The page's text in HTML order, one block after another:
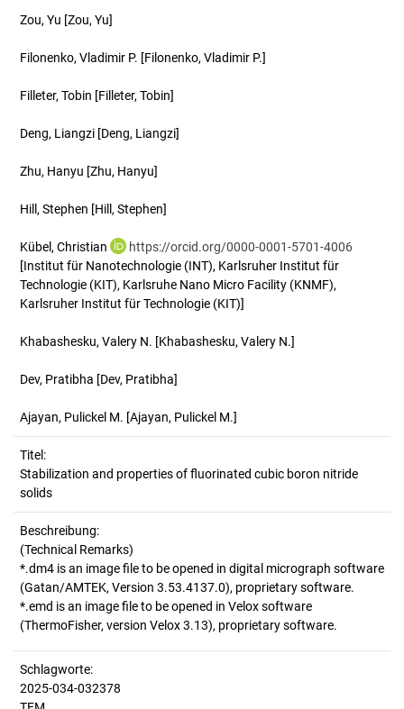
Zou, Yu [Zou, Yu]
Filonenko, Vladimir P. [Filonenko, Vladimir P.]
Filleter, Tobin [Filleter, Tobin]
Deng, Liangzi [Deng, Liangzi]
Zhu, Hanyu [Zhu, Hanyu]
Hill, Stephen [Hill, Stephen]
Kübel, Christian
https://orcid.org/0000-0001-5701-4006
[Institut für Nanotechnologie (INT), Karlsruher Institut für
Technologie (KIT), Karlsruhe Nano Micro Facility (KNMF),
Karlsruher Institut für Technologie (KIT)]
Khabashesku, Valery N. [Khabashesku, Valery N.]
Dev, Pratibha [Dev, Pratibha]
Ajayan, Pulickel M. [Ajayan, Pulickel M.]
Titel:
Stabilization and properties of fluorinated cubic boron nitride
solids
Beschreibung:
(Technical Remarks)
*.dm4 is an image file to be opened in digital micrograph software
(Gatan/AMTEK, Version 3.53.4137.0), proprietary software.
*.emd is an image file to be opened in Velox software
Schlagworte:
2025-034-032378